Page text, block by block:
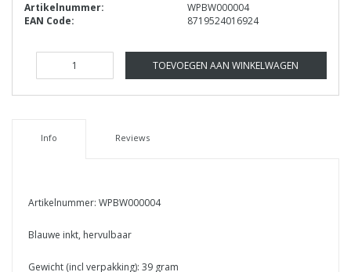
Artikelnummer:
WPBW000004
EAN Code:
8719524016924
TOEVOEGEN AAN WINKELWAGEN
Info Reviews
Artikelnummer: WPBW000004
Blauwe inkt, hervulbaar
Gewicht (incl verpakking): 39 gram